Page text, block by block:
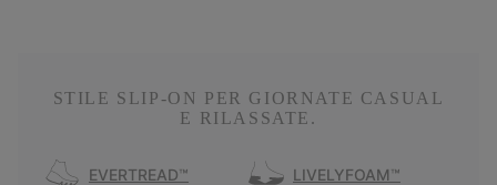
STILE SLIP-ON PER GIORNATE CASUAL
E RILASSATE.
EVERTREAD™ LIVELYFOAM™